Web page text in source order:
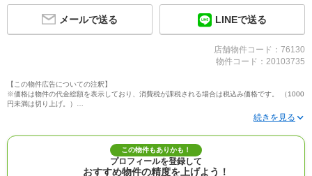
メールで送る LINEで送る
店舗物件コード：76130
物件コード：20103735
【この物件広告についての注釈】
※価格は物件の代金総額を表示しており、消費税が課税される場合は税込み価格です。 （1000
円未満は切り上げ。）
※写真に写っている、またはパース（絵）や間取り図に描かれている家具や車などは、特にコ
※建築条件付き土地価格には、建物価格は含まれません。
※物件情報は、原則として情報提供日の２日前に最終確認した情報です。
※完成予想図はいずれも外構、植栽、外観等実際のものとは多少異なることがあります。
※モデルルーム・モデルハウス・展示場・ショールームの画像の場合、今回販売の物件と異な
この物件もありかも！
プロフィールを登録して
おすすめ物件の精度を上げよう！